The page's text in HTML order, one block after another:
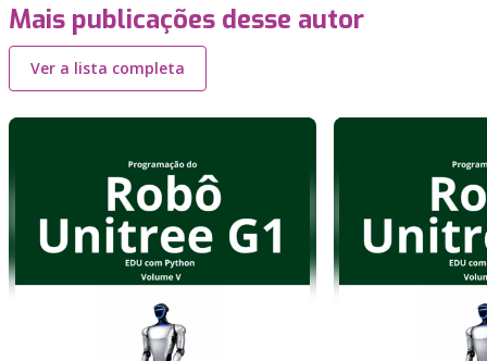
Mais publicações desse autor
Ver a lista completa